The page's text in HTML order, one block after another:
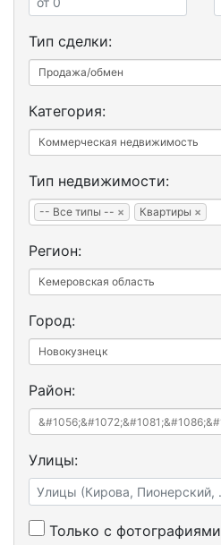
Тип сделки:
Продажа/обмен
Категория:
Коммерческая недвижимость
Тип недвижимости:
×
-- Все типы -- ×
Квартиры
Регион:
Кемеровская область
Город:
Новокузнецк
Район:
Улицы:
Только с фотографиями